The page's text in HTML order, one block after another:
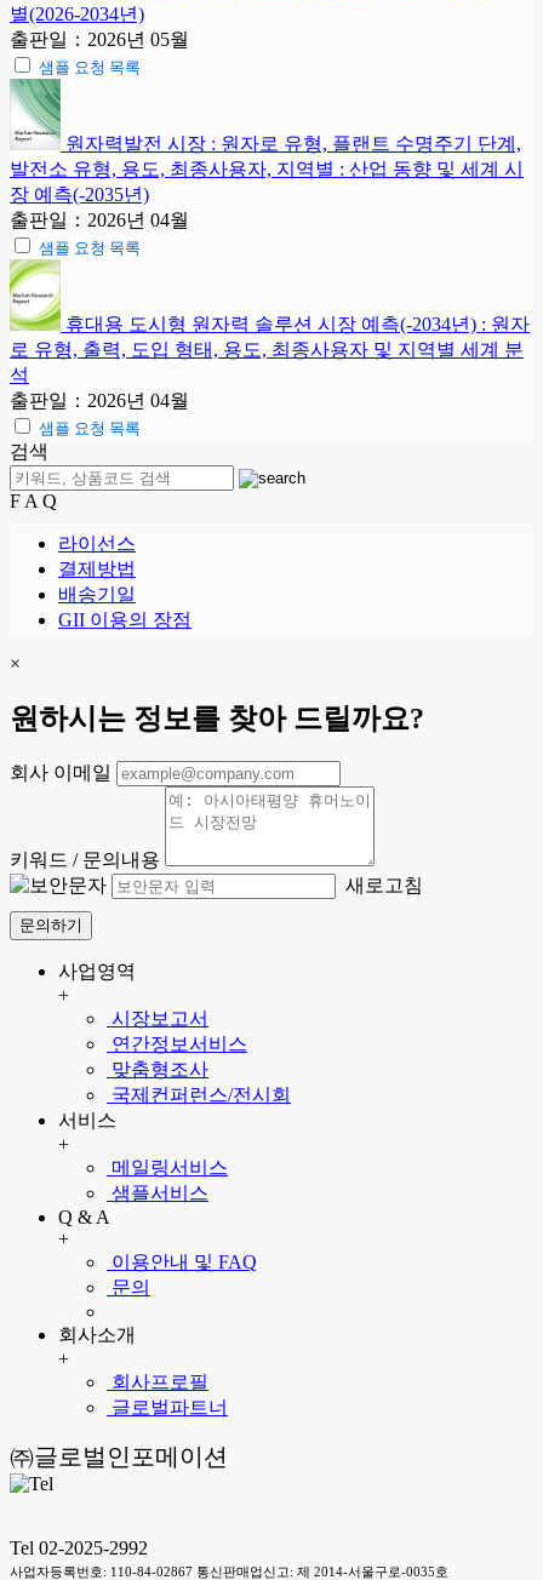
별(2026-2034년)
출판일：2026년 05월
샘플 요청 목록
원자력발전 시장 : 원자로 유형, 플랜트 수명주기 단계,
발전소 유형, 용도, 최종사용자, 지역별 : 산업 동향 및 세계 시
장 예측(-2035년)
출판일：2026년 04월
샘플 요청 목록
휴대용 도시형 원자력 솔루션 시장 예측(-2034년) : 원자
로 유형, 출력, 도입 형태, 용도, 최종사용자 및 지역별 세계 분
석
출판일：2026년 04월
샘플 요청 목록
검색
F A Q
라이선스
결제방법
배송기일
GII 이용의 장점
×
원하시는 정보를 찾아 드릴까요?
회사 이메일
키워드 / 문의내용
새로고침
문의하기
사업영역
+
시장보고서
연간정보서비스
맞춤형조사
국제컨퍼런스/전시회
서비스
+
메일링서비스
샘플서비스
Q & A
+
이용안내 및 FAQ
문의
회사소개
+
회사프로필
글로벌파트너
㈜글로벌인포메이션
Tel 02-2025-2992
사업자등록번호: 110-84-02867 통신판매업신고: 제 2014-서울구로-0035호